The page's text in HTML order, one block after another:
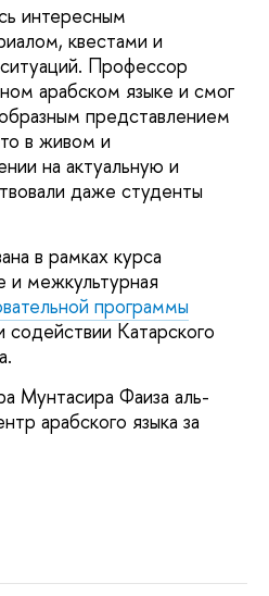
интересным
квестами и
Профессор
арабском языке и смог
представлением
в живом и
на актуальную и
даже студенты
в рамках курса
и межкультурная
программы
содействии Катарского
Мунтасира Фаиза аль-
арабского языка за